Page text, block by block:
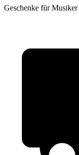
Geschenke für Musiker